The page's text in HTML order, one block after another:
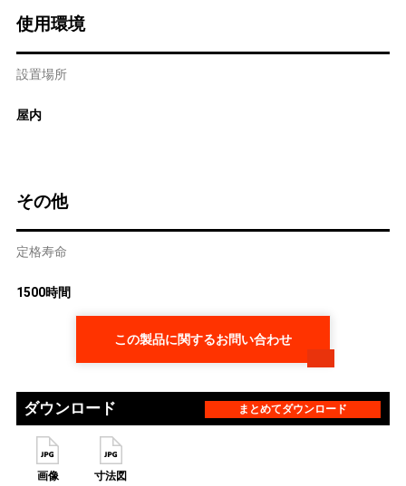
使用環境
設置場所
屋内
その他
定格寿命
1500時間
この製品に関するお問い合わせ
ダウンロード まとめてダウンロード
画像 寸法図